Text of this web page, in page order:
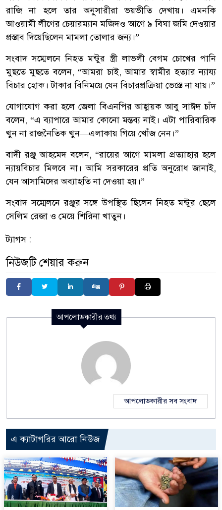
রাজি না হলে তার অনুসারীরা ভয়ভীতি দেখায়। এমনকি
আওয়ামী লীগের চেয়ারম্যান মজিদও আগে ৯ বিঘা জমি দেওয়ার
প্রস্তাব দিয়েছিলেন মামলা তোলার জন্য।”
সংবাদ সম্মেলনে নিহত মন্টুর স্ত্রী লাভলী বেগম চোখের পানি
মুছতে মুছতে বলেন, “আমরা চাই, আমার স্বামীর হত্যার ন্যায্য
বিচার হোক। টাকার বিনিময়ে যেন বিচারপ্রক্রিয়া ভেস্তে না যায়।”
যোগাযোগ করা হলে জেলা বিএনপির আহ্বায়ক আবু সাঈদ চাঁদ
বলেন, “এ ব্যাপারে আমার কোনো মন্তব্য নাই। এটা পারিবারিক
খুন না রাজনৈতিক খুন—এলাকায় গিয়ে খোঁজ নেন।”
বাদী রঞ্জু আহমেদ বলেন, “রায়ের আগে মামলা প্রত্যাহার হলে
ন্যায়বিচার মিলবে না। আমি সরকারের প্রতি অনুরোধ জানাই,
যেন আসামিদের অব্যাহতি না দেওয়া হয়।”
সংবাদ সম্মেলনে রঞ্জুর সঙ্গে উপস্থিত ছিলেন নিহত মন্টুর ছেলে
সেলিম রেজা ও মেয়ে শিরিনা খাতুন।
ট্যাগস :
নিউজটি শেয়ার করুন
আপলোডকারীর তথ্য
আপলোডকারীর সব সংবাদ
এ ক্যাটাগরির আরো নিউজ